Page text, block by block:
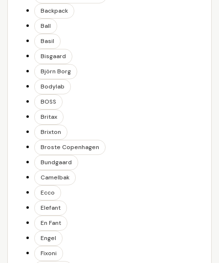
Backpack
Ball
Basil
Bisgaard
Björn Borg
Bodylab
BOSS
Britax
Brixton
Broste Copenhagen
Bundgaard
Camelbak
Ecco
Elefant
En Fant
Engel
Fixoni